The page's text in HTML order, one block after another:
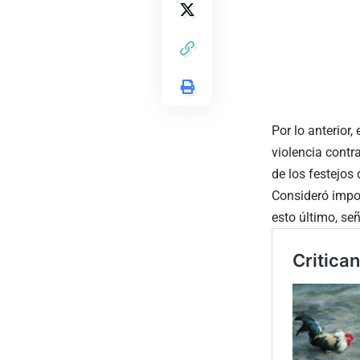
Por lo anterior,
violencia
de los festejos
Consideró
esto último,